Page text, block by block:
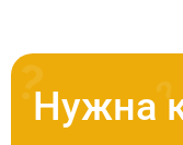
Нужна